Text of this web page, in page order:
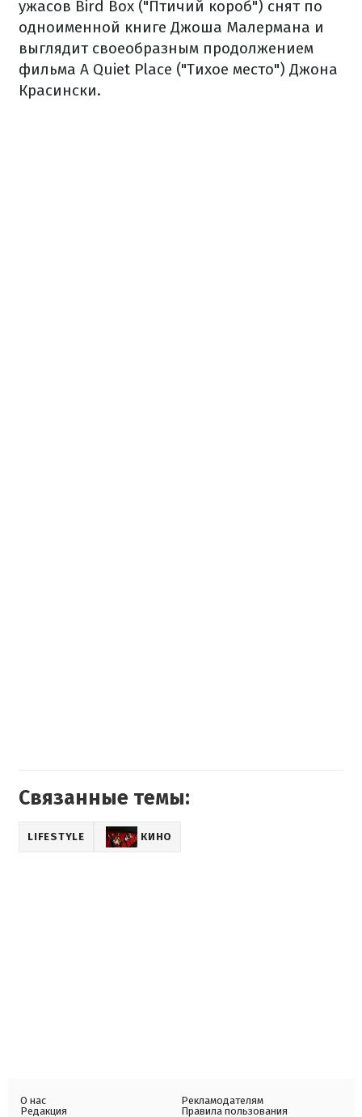
ужасов Bird Box ("Птичий короб") снят по
одноименной книге Джоша Малермана и
выглядит своеобразным продолжением
фильма A Quiet Place ("Тихое место") Джона
Красински.
Связанные темы:
LIFESTYLE КИНО
О нас
Редакция
Рекламодателям
Правила пользования